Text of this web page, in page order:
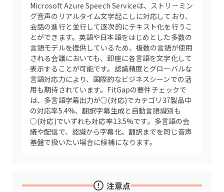
Microsoft Azure Speech Serviceは、ストリーミン
グ音声のリアルタイム文字起こしに対応しており、
会話の進行と並行して逐次的にテキスト化を行うこ
とができます。英語や日本語をはじめとした多数の
言語モデルを提供しているため、複数の言語が使用
される会議においても、即座に各言語を文字化して
表示することが可能です。認識精度とグローバルな
言語対応力により、国際的なビジネスシーンでの活
用も期待されています。FitGapの要件チェックで
は、多言語字幕出力が○(対応)でカテゴリ37製品中
の対応率5.4%、翻訳字幕生成と自動言語識別も
○(対応)でいずれも対応率13.5%です。多言語の会
議や配信で、認識から字幕化、翻訳までを同じ音声
基盤で扱いたい場合に候補になります。
注意点